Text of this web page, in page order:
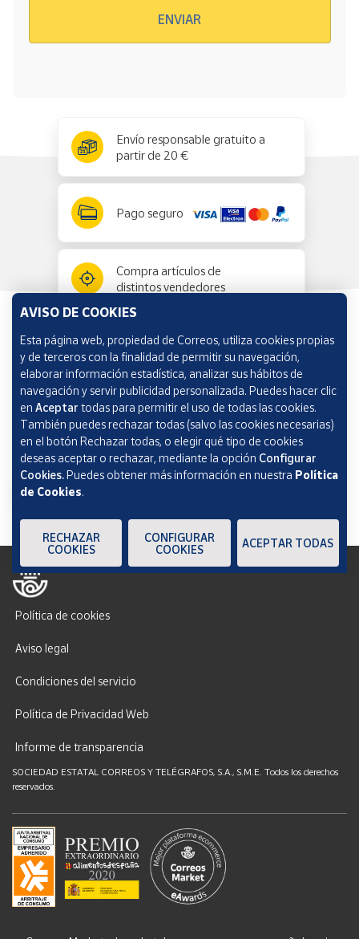
ENVIAR
Envío responsable gratuito a
partir de 20 €
Pago seguro
Compra artículos de
distintos vendedores
Información y ayuda
Correos Market
Política de cookies
Aviso legal
Condiciones del servicio
Política de Privacidad Web
Informe de transparencia
SOCIEDAD ESTATAL CORREOS Y TELÉGRAFOS, S.A., S.M.E. Todos los derechos
reservados.
AVISO DE COOKIES
Esta página web, propiedad de Correos, utiliza cookies propias
y de terceros con la finalidad de permitir su navegación,
elaborar información estadística, analizar sus hábitos de
navegación y servir publicidad personalizada. Puedes hacer clic
en Aceptar todas para permitir el uso de todas las cookies.
También puedes rechazar todas (salvo las cookies necesarias)
en el botón Rechazar todas, o elegir qué tipo de cookies
deseas aceptar o rechazar, mediante la opción Configurar
Cookies.Puedes obtener más información en nuestra Política
de Cookies.
RECHAZAR
COOKIES
CONFIGURAR
COOKIES
ACEPTAR TODAS